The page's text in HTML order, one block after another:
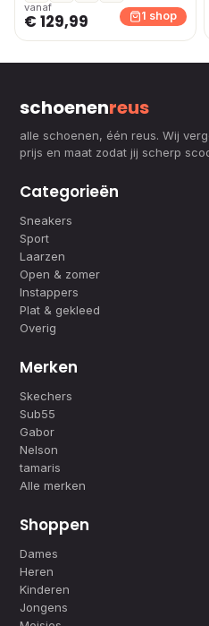
vanaf
€ 129,99 1 shop
schoenenreus
alle schoenen, één reus. Wij
prijs en maat zodat jij scherp
Categorieën
Sneakers
Sport
Laarzen
Open & zomer
Instappers
Plat & gekleed
Overig
Merken
Skechers
Sub55
Gabor
Nelson
tamaris
Alle merken
Shoppen
Dames
Heren
Kinderen
Jongens